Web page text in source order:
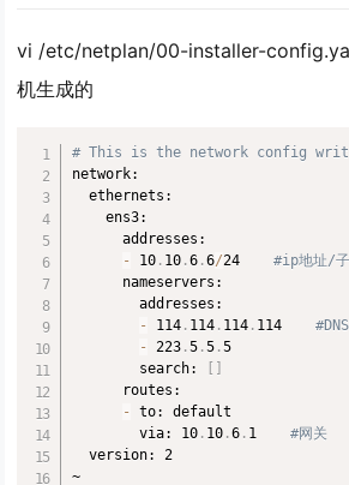
vi /etc/netplan/00-installer-
机生成的
# This is the network config
network:
  ethernets:
    ens3:
      addresses:
- 10 . 10 .6 .6/24 #ip地址/子
      nameservers:
        addresses:
- 114 . 114 . 114 . 114 #DNS
- 223 .5 .5 .5
        search:
      routes:
- to: default
        via: 10
. 10 .6 . 1 #网关
  version: 2
~